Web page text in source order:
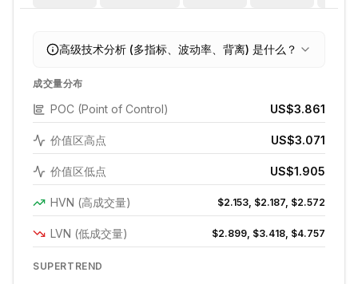
高级技术分析 (多指标、波动率、背离) 是什么？
成交量分布
POC (Point of Control) US$3.861
价值区高点 US$3.071
价值区低点 US$1.905
HVN (高成交量) $2.153, $2.187, $2.572
LVN (低成交量) $2.899, $3.418, $4.757
SUPERTREND